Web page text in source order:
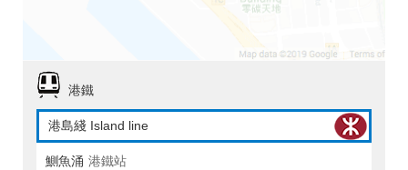
港鐵
港島綫 Island line
鰂魚涌 港鐵站